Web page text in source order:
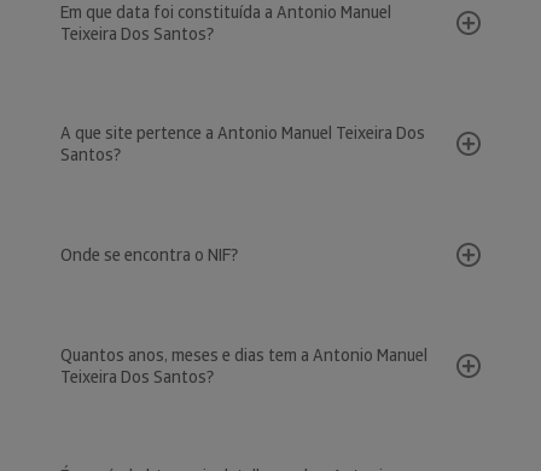
Em que data foi constituída a Antonio Manuel
Teixeira Dos Santos?
A que site pertence a Antonio Manuel Teixeira Dos
Santos?
Onde se encontra o NIF?
Quantos anos, meses e dias tem a Antonio Manuel
Teixeira Dos Santos?